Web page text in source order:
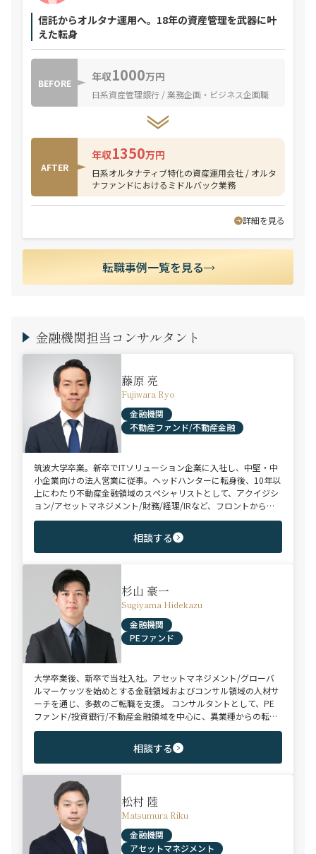
信託からオルタナ運用へ。18年の資産管理を武器に叶
えた転身
BEFORE 年収1000万円
日系資産管理銀行 / 業務企画・ビジネス企画職
AFTER
年収1350万円
日系オルタナティブ特化の資産運用会社 / オルタ
ナファンドにおけるミドルバック業務
詳細を見る
転職事例一覧を見る
金融機関担当コンサルタント
藤原 亮
Fujiwara Ryo
金融機関
不動産ファンド/不動産金融
筑波大学卒業。新卒でITソリューション企業に入社し、中堅・中
小企業向けの法人営業に従事。ヘッドハンターに転身後、10年以
上にわたり不動産金融領域のスペシャリストとして、アクイジシ
ョン/アセットマネジメント/財務/経理/IRなど、フロントからミ
ドル・バックまで、幅広いポジションで100名以上のご支援実績
を誇る。また、首都圏に加え、関西・九州・北海道を始めとする
地方都市を拠点とする企業から外資系まで、100社を超えるクラ
イアント企業様とのリレーションを保持。業界に精通した深い知
見と広範なネットワークを活かし、候補者様の可能性を最大限に
引き出すマッチングをご支援可能。
相談する
杉山 豪一
Sugiyama Hidekazu
金融機関
PEファンド
大学卒業後、新卒で当社入社。アセットマネジメント/グローバ
ルマーケッツを始めとする金融領域およびコンサル領域の人材サ
ーチを通じ、多数のご転職を支援。 コンサルタントとして、PE
ファンド/投資銀行/不動産金融領域を中心に、異業種からの転身
を目指す未経験のハイポテンシャル層やさらなるキャリアップを
狙うミドル～ハイクラス層をご支援。
相談する
松村 陸
Matsumura Riku
金融機関
アセットマネジメント